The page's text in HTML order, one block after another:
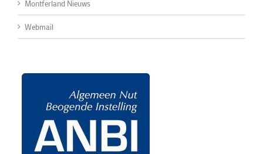
Montferland Nieuws
Webmail